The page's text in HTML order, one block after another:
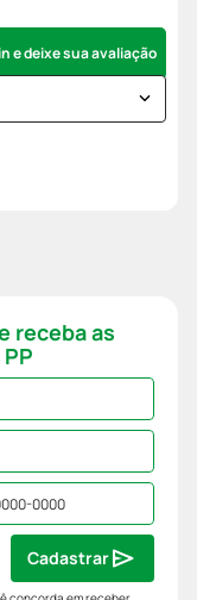
e deixe sua avaliação
receba as
Cadastrar